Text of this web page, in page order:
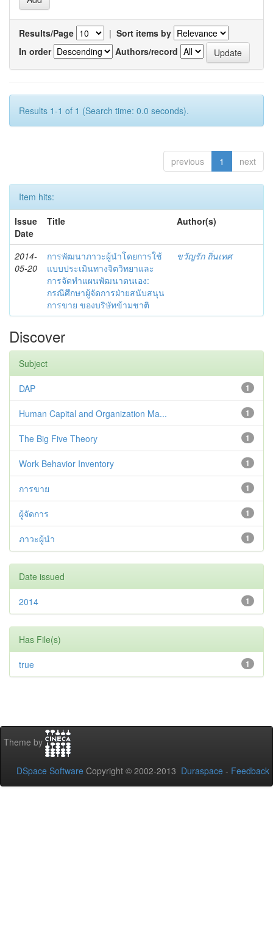
Results/Page | Sort items by
In order
Authors/record
Results 1-1 of 1 (Search time: 0.0 seconds).
previous 1 next
Item hits:
Issue
Date
Title Author(s)
2014-
05-20
การพัฒนาภาวะผู้นำโดยการใช้
แบบประเมินทางจิตวิทยาและ
การจัดทำแผนพัฒนาตนเอง:
กรณีศึกษาผู้จัดการฝ่ายสนับสนุน
การขาย ของบริษัทข้ามชาติ
ขวัญรัก ถิ่นเทศ
Discover
Subject
1
DAP
1
Human Capital and Organization Ma...
1
The Big Five Theory
1
Work Behavior Inventory
1
การขาย
1
ผู้จัดการ
1
ภาวะผู้นำ
Date issued
1
2014
Has File(s)
1
true
Theme by
DSpace Software Copyright © 2002-2013 Duraspace - Feedback